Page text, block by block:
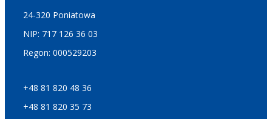
24-320 Poniatowa
NIP: 717 126 36 03
Regon: 000529203
+48 81 820 48 36
+48 81 820 35 73